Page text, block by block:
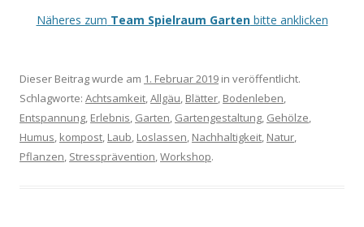
Näheres zum Team Spielraum Gartenbitte anklicken
Dieser Beitrag wurde am 1. Februar 2019 in veröffentlicht.
Schlagworte: Achtsamkeit,Allgäu, Blätter, Bodenleben,
Entspannung, Erlebnis, Garten, Gartengestaltung, Gehölze,
Humus, kompost, Laub, Loslassen, Nachhaltigkeit, Natur,
Pflanzen, Stressprävention,Workshop.